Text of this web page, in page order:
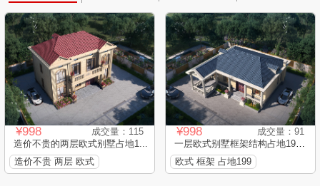
¥998
成交量：115
造价不贵的两层欧式别墅占地1...
造价不贵 两层 欧式
¥998
成交量：91
一层欧式别墅框架结构占地199...
欧式 框架 占地199